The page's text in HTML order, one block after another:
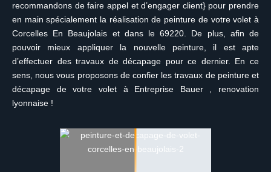
recommandons de faire appel et d’engager client} pour prendre
en main spécialement la réalisation de peinture de votre volet à
Corcelles En Beaujolais et dans le 69220. De plus, afin de
pouvoir mieux appliquer la nouvelle peinture, il est apte
d’effectuer des travaux de décapage pour ce dernier. En ce
sens, nous vous proposons de confier les travaux de peinture et
décapage de votre volet à Entreprise Bauer , renovation
lyonnaise !